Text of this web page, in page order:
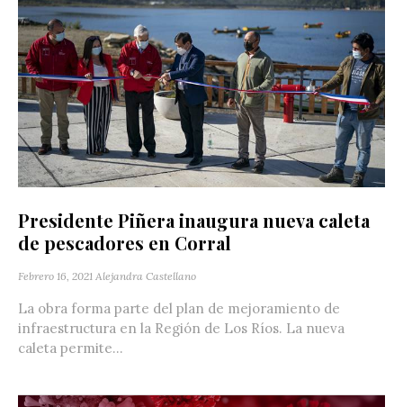
Presidente Piñera inaugura nueva caleta
de pescadores en Corral
Febrero 16, 2021 Alejandra Castellano
La obra forma parte del plan de mejoramiento de
infraestructura en la Región de Los Ríos. La nueva
caleta permite...